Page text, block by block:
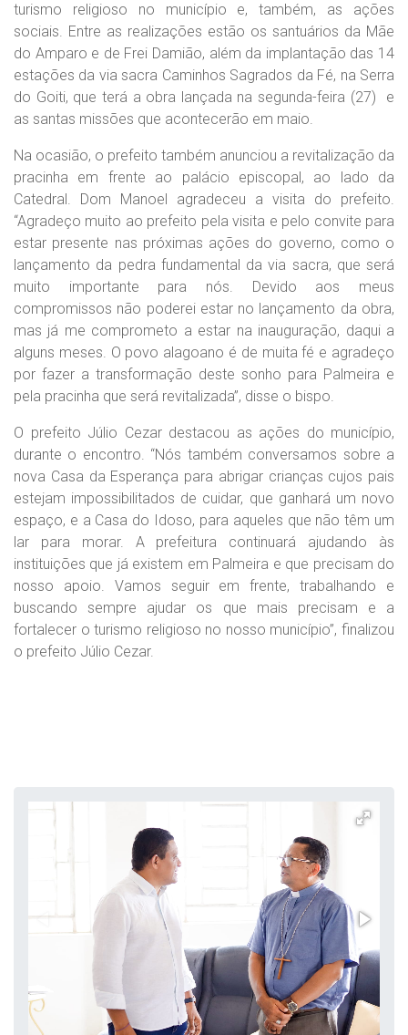
turismo religioso no município e, também, as ações
sociais. Entre as realizações estão os santuários da Mãe
do Amparo e de Frei Damião, além da implantação das 14
estações da via sacra Caminhos Sagrados da Fé, na Serra
do Goiti, que terá a obra lançada na segunda-feira (27) e
as santas missões que acontecerão em maio.
Na ocasião, o prefeito também anunciou a revitalização da
pracinha em frente ao palácio episcopal, ao lado da
Catedral. Dom Manoel agradeceu a visita do prefeito.
“Agradeço muito ao prefeito pela visita e pelo convite para
estar presente nas próximas ações do governo, como o
lançamento da pedra fundamental da via sacra, que será
muito importante para nós. Devido aos meus
compromissos não poderei estar no lançamento da obra,
mas já me comprometo a estar na inauguração, daqui a
alguns meses. O povo alagoano é de muita fé e agradeço
por fazer a transformação deste sonho para Palmeira e
pela pracinha que será revitalizada”, disse o bispo.
O prefeito Júlio Cezar destacou as ações do município,
durante o encontro. “Nós também conversamos sobre a
nova Casa da Esperança para abrigar crianças cujos pais
estejam impossibilitados de cuidar, que ganhará um novo
espaço, e a Casa do Idoso, para aqueles que não têm um
lar para morar. A prefeitura continuará ajudando às
instituições que já existem em Palmeira e que precisam do
nosso apoio. Vamos seguir em frente, trabalhando e
buscando sempre ajudar os que mais precisam e a
fortalecer o turismo religioso no nosso município”, finalizou
o prefeito Júlio Cezar.